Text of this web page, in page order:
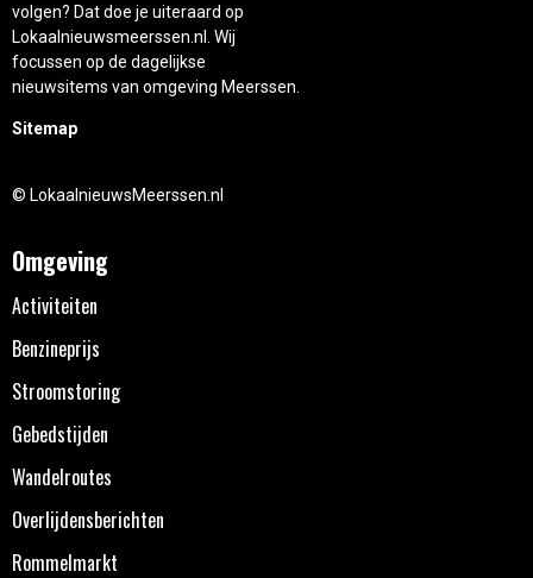
volgen? Dat doe je uiteraard op
Lokaalnieuwsmeerssen.nl. Wij
focussen op de dagelijkse
nieuwsitems van omgeving Meerssen.
Sitemap
© LokaalnieuwsMeerssen.nl
Omgeving
Activiteiten
Benzineprijs
Stroomstoring
Gebedstijden
Wandelroutes
Overlijdensberichten
Rommelmarkt